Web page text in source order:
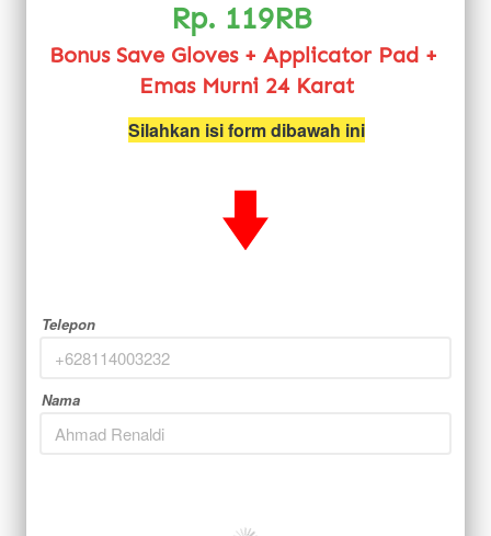
Rp. 119RB
Bonus Save Gloves + Applicator Pad +
Emas Murni 24 Karat
Silahkan isi form dibawah ini
Telepon
Nama